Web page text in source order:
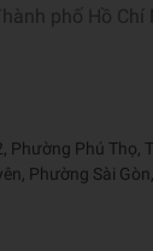
phố Hồ Chí
Phường Phú Thọ,
Phường Sài